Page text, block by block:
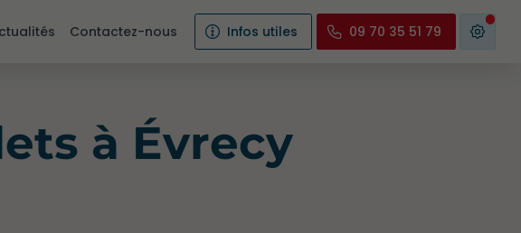
Contactez-nous Infos utiles 09 70 35 51 79
à Évrecy